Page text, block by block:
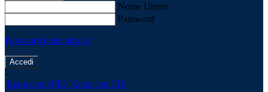
Nome Utente
Password
Password dimenticata?
-
Entra con SPID Entra con CIE